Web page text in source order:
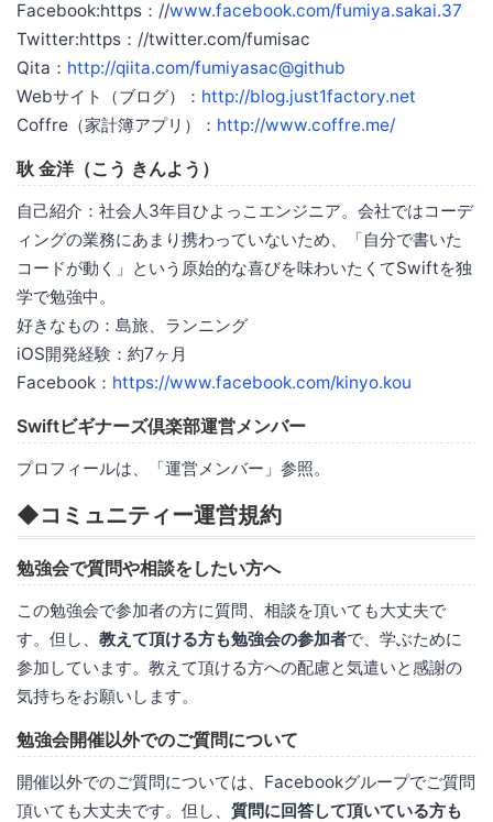
Facebook:https：//www.facebook.com/fumiya.sakai.37
Twitter:https：//twitter.com/fumisac
Qita： http://qiita.com/fumiyasac@github
Webサイト（ブログ）： http://blog.just1factory.net
Coffre（家計簿アプリ）： http://www.coffre.me/
耿 金洋（こう きんよう）
自己紹介：社会人3年目ひよっこエンジニア。会社ではコーデ
ィングの業務にあまり携わっていないため、「自分で書いた
コードが動く」という原始的な喜びを味わいたくてSwiftを独
学で勉強中。
好きなもの：島旅、ランニング
iOS開発経験：約7ヶ月
Facebook： https://www.facebook.com/kinyo.kou
Swiftビギナーズ倶楽部運営メンバー
プロフィールは、「運営メンバー」参照。
◆コミュニティー運営規約
勉強会で質問や相談をしたい方へ
この勉強会で参加者の方に質問、相談を頂いても大丈夫で
す。但し、 教えて頂ける方も勉強会の参加者で、学ぶために
参加しています。教えて頂ける方への配慮と気遣いと感謝の
気持ちをお願いします。
勉強会開催以外でのご質問について
開催以外でのご質問については、Facebookグループでご質問
頂いても大丈夫です。但し、 質問に回答して頂いている方も